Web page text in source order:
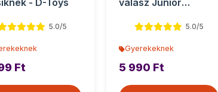
- D-Toys
5.0/5
Ft
válasz Junior
5.0/5
Gyerekeknek
5 990 Ft